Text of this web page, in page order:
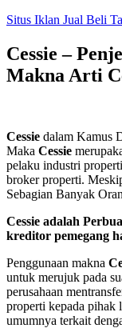
Skip
content
Situs Iklan Jual Beli
Cessie –
Makna Arti
Cessie dalam Kamus
Maka Cessie
pelaku industri
broker properti.
Sebagian Banyak
Cessie adalah
kreditor pemegang
Penggunaan makna
untuk merujuk pada
perusahaan
properti kepada pihak
umumnya terkait